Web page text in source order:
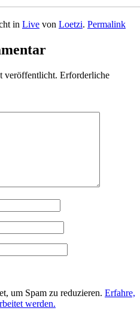
in Live von Loetzi. Permalink
veröffentlicht. Erforderliche
um Spam zu reduzieren. Erfahre,
werden.